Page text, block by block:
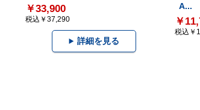
￥33,900
税込￥37,290
詳細を見る
A...
￥
税込￥